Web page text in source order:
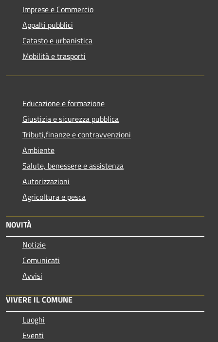
Imprese e Commercio
Appalti pubblici
Catasto e urbanistica
Mobilità e trasporti
Educazione e formazione
Giustizia e sicurezza pubblica
Tributi,finanze e contravvenzioni
Ambiente
Salute, benessere e assistenza
Autorizzazioni
Agricoltura e pesca
NOVITÀ
Notizie
Comunicati
Avvisi
VIVERE IL COMUNE
Luoghi
Eventi